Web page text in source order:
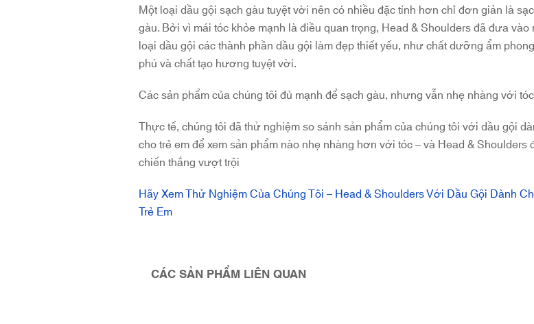
Một loại dầu gội sạch gàu tuyệt vời nên có nhiều đặc tính hơn chỉ đơn giản là
gàu. Bởi vì mái tóc khỏe mạnh là điều quan trọng, Head & Shoulders đã đưa vào
loại dầu gội các thành phần dầu gội làm đẹp thiết yếu, như chất dưỡng ẩm phong
phú và chất tạo hương tuyệt vời.
Các sản phẩm của chúng tôi đủ mạnh để sạch gàu, nhưng vẫn nhẹ nhàng với
Thực tế, chúng tôi đã thử nghiệm so sánh sản phẩm của chúng tôi với dầu gội
cho trẻ em để xem sản phẩm nào nhẹ nhàng hơn với tóc – và Head & Shoulders
chiến thắng vượt trội
Hãy Xem Thử Nghiệm Của Chúng Tôi – Head & Shoulders Với Dầu Gội Dành
Trẻ Em
CÁC SẢN PHẨM LIÊN QUAN